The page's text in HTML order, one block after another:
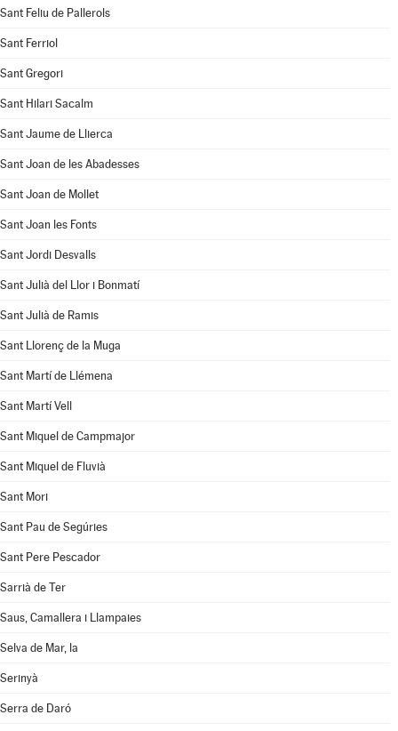
Sant Feliu de Pallerols
Sant Ferriol
Sant Gregori
Sant Hilari Sacalm
Sant Jaume de Llierca
Sant Joan de les Abadesses
Sant Joan de Mollet
Sant Joan les Fonts
Sant Jordi Desvalls
Sant Julià del Llor i Bonmatí
Sant Julià de Ramis
Sant Llorenç de la Muga
Sant Martí de Llémena
Sant Martí Vell
Sant Miquel de Campmajor
Sant Miquel de Fluvià
Sant Mori
Sant Pau de Segúries
Sant Pere Pescador
Sarrià de Ter
Saus, Camallera i Llampaies
Selva de Mar, la
Serinyà
Serra de Daró